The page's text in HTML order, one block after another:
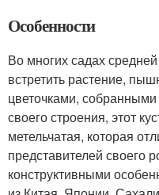
Особенности
Во многих садах
встретить растение,
цветочками,
своего строения, этот
метельчатая, которая
представителей своего
конструктивными